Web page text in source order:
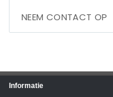
NEEM CONTACT OP
Informatie